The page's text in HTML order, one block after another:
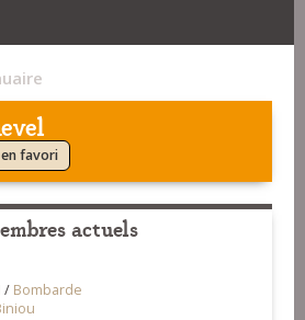
favori
actuels
/ Bombarde